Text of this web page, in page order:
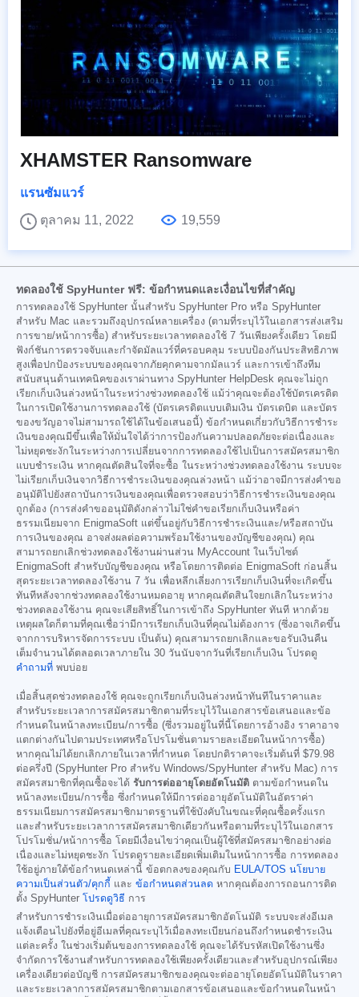
XHAMSTER Ransomware
แรนซัมแวร์
ตุลาคม 11, 2022
19,559
ทดลองใช้ SpyHunter ฟรี: ข้อกำหนดและเงื่อนไขที่สำคัญ
การทดลองใช้ SpyHunter นั้นสำหรับ SpyHunter Pro หรือ SpyHunter
สำหรับ Mac และรวมถึงอุปกรณ์หลายเครื่อง (ตามที่ระบุไว้ในเอกสารส่งเสริม
การขาย/หน้าการซื้อ) สำหรับระยะเวลาทดลองใช้ 7 วันเพียงครั้งเดียว โดยมี
ฟังก์ชันการตรวจจับและกำจัดมัลแวร์ที่ครอบคลุม ระบบป้องกันประสิทธิภาพ
สูงเพื่อปกป้องระบบของคุณจากภัยคุกคามจากมัลแวร์ และการเข้าถึงทีม
สนับสนุนด้านเทคนิคของเราผ่านทาง SpyHunter HelpDesk คุณจะไม่ถูก
เรียกเก็บเงินล่วงหน้าในระหว่างช่วงทดลองใช้ แม้ว่าคุณจะต้องใช้บัตรเครดิต
ในการเปิดใช้งานการทดลองใช้ (บัตรเครดิตแบบเติมเงิน บัตรเดบิต และบัตร
ของขวัญอาจไม่สามารถใช้ได้ในข้อเสนอนี้) ข้อกำหนดเกี่ยวกับวิธีการชำระ
เงินของคุณมีขึ้นเพื่อให้มั่นใจได้ว่าการป้องกันความปลอดภัยจะต่อเนื่องและ
ไม่หยุดชะงักในระหว่างการเปลี่ยนจากการทดลองใช้ไปเป็นการสมัครสมาชิก
แบบชำระเงิน หากคุณตัดสินใจที่จะซื้อ ในระหว่างช่วงทดลองใช้งาน ระบบจะ
ไม่เรียกเก็บเงินจากวิธีการชำระเงินของคุณล่วงหน้า แม้ว่าอาจมีการส่งคำขอ
อนุมัติไปยังสถาบันการเงินของคุณเพื่อตรวจสอบว่าวิธีการชำระเงินของคุณ
ถูกต้อง (การส่งคำขออนุมัติดังกล่าวไม่ใช่คำขอเรียกเก็บเงินหรือค่า
ธรรมเนียมจาก EnigmaSoft แต่ขึ้นอยู่กับวิธีการชำระเงินและ/หรือสถาบัน
การเงินของคุณ อาจส่งผลต่อความพร้อมใช้งานของบัญชีของคุณ) คุณ
สามารถยกเลิกช่วงทดลองใช้งานผ่านส่วน MyAccount ในเว็บไซต์
EnigmaSoft สำหรับบัญชีของคุณ หรือโดยการติดต่อ EnigmaSoft ก่อนสิ้น
สุดระยะเวลาทดลองใช้งาน 7 วัน เพื่อหลีกเลี่ยงการเรียกเก็บเงินที่จะเกิดขึ้น
ทันทีหลังจากช่วงทดลองใช้งานหมดอายุ หากคุณตัดสินใจยกเลิกในระหว่าง
ช่วงทดลองใช้งาน คุณจะเสียสิทธิ์ในการเข้าถึง SpyHunter ทันที หากด้วย
เหตุผลใดก็ตามที่คุณเชื่อว่ามีการเรียกเก็บเงินที่คุณไม่ต้องการ (ซึ่งอาจเกิดขึ้น
จากการบริหารจัดการระบบ เป็นต้น) คุณสามารถยกเลิกและขอรับเงินคืน
เต็มจำนวนได้ตลอดเวลาภายใน 30 วันนับจากวันที่เรียกเก็บเงิน โปรดดู
คำถามที่ พบบ่อย
เมื่อสิ้นสุดช่วงทดลองใช้ คุณจะถูกเรียกเก็บเงินล่วงหน้าทันทีในราคาและ
สำหรับระยะเวลาการสมัครสมาชิกตามที่ระบุไว้ในเอกสารข้อเสนอและข้อ
กำหนดในหน้าลงทะเบียน/การซื้อ (ซึ่งรวมอยู่ในที่นี้โดยการอ้างอิง ราคาอาจ
แตกต่างกันไปตามประเทศหรือโปรโมชั่นตามรายละเอียดในหน้าการซื้อ)
หากคุณไม่ได้ยกเลิกภายในเวลาที่กำหนด โดยปกติราคาจะเริ่มต้นที่ $79.98
ต่อครึ่งปี (SpyHunter Pro สำหรับ Windows/SpyHunter สำหรับ Mac) การ
สมัครสมาชิกที่คุณซื้อจะได้ รับการต่ออายุโดยอัตโนมัติ ตามข้อกำหนดใน
หน้าลงทะเบียน/การซื้อ ซึ่งกำหนดให้มีการต่ออายุอัตโนมัติในอัตราค่า
ธรรมเนียมการสมัครสมาชิกมาตรฐานที่ใช้บังคับในขณะที่คุณซื้อครั้งแรก
และสำหรับระยะเวลาการสมัครสมาชิกเดียวกันหรือตามที่ระบุไว้ในเอกสาร
โปรโมชั่น/หน้าการซื้อ โดยมีเงื่อนไขว่าคุณเป็นผู้ใช้ที่สมัครสมาชิกอย่างต่อ
เนื่องและไม่หยุดชะงัก โปรดดูรายละเอียดเพิ่มเติมในหน้าการซื้อ การทดลอง
ใช้อยู่ภายใต้ข้อกำหนดเหล่านี้ ข้อตกลงของคุณกับ EULA/TOS นโยบาย
ความเป็นส่วนตัว/คุกกี้ และ ข้อกำหนดส่วนลด หากคุณต้องการถอนการติด
ตั้ง SpyHunter โปรดดูวิธี การ
สำหรับการชำระเงินเมื่อต่ออายุการสมัครสมาชิกอัตโนมัติ ระบบจะส่งอีเมล
แจ้งเตือนไปยังที่อยู่อีเมลที่คุณระบุไว้เมื่อลงทะเบียนก่อนถึงกำหนดชำระเงิน
แต่ละครั้ง ในช่วงเริ่มต้นของการทดลองใช้ คุณจะได้รับรหัสเปิดใช้งานซึ่ง
จำกัดการใช้งานสำหรับการทดลองใช้เพียงครั้งเดียวและสำหรับอุปกรณ์เพียง
เครื่องเดียวต่อบัญชี การสมัครสมาชิกของคุณจะต่ออายุโดยอัตโนมัติในราคา
และระยะเวลาการสมัครสมาชิกตามเอกสารข้อเสนอและข้อกำหนดในหน้า